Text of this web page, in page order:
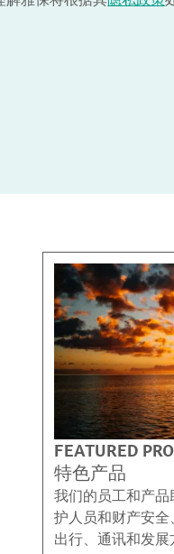
FEATURED
特色产品
我们的员工和产
护人员和财产安
出行、通讯和发展